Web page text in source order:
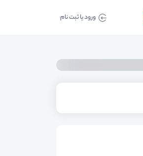
ورود یا ثبت نام